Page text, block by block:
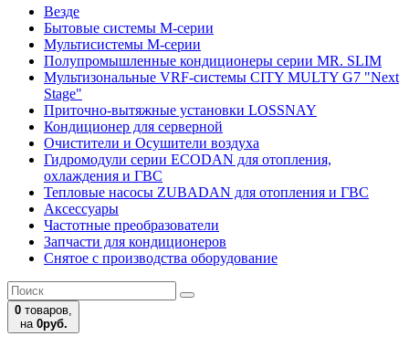
Везде
Бытовые системы M-серии
Мультисистемы M-серии
Полупромышленные кондиционеры серии MR. SLIM
Мультизональные VRF-системы CITY MULTY G7 "Next
Stage"
Приточно-вытяжные установки LOSSNAY
Кондиционер для серверной
Очистители и Осушители воздуха
Гидромодули серии ECODAN для отопления,
охлаждения и ГВС
Тепловые насосы ZUBADAN для отопления и ГВС
Аксесcуары
Частотные преобразователи
Запчасти для кондиционеров
Снятое с производства оборудование
0 товаров,
на 0руб.